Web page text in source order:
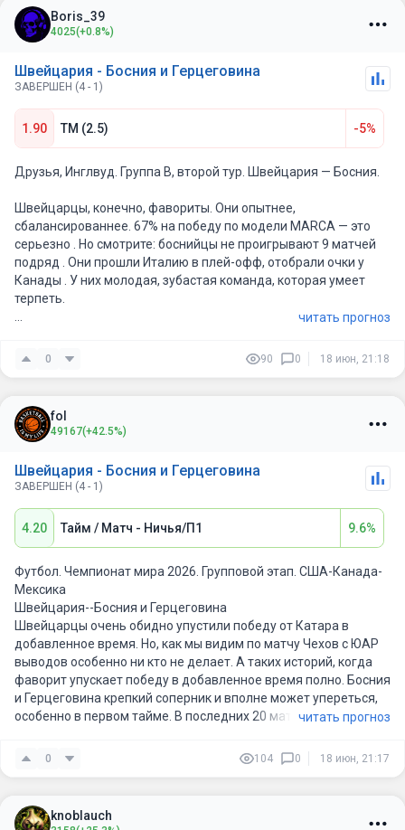
Boris_39
4025(+0.8%)
Швейцария - Босния и Герцеговина
ЗАВЕРШЕН (4 - 1)
1.90 ТМ (2.5) -5%
Друзья, Инглвуд. Группа B, второй тур. Швейцария — Босния.
Швейцарцы, конечно, фавориты. Они опытнее,
сбалансированнее. 67% на победу по модели MARCA — это
серьезно . Но смотрите: боснийцы не проигрывают 9 матчей
подряд . Они прошли Италию в плей-офф, отобрали очки у
Канады . У них молодая, зубастая команда, которая умеет
терпеть.
Босния много не забивает . Тотал меньше 2.5 за 1.9 — валуй. И
обратите внимание на гол Боснии во втором тайме. У них
Всем добра. Швейцария победит, но без фейерверка.
читать прогноз
0 90 0 18 июн, 21:18
fol
49167(+42.5%)
Швейцария - Босния и Герцеговина
ЗАВЕРШЕН (4 - 1)
4.20 Тайм / Матч - Ничья/П1 9.6%
Футбол. Чемпионат мира 2026. Групповой этап. США-Канада-
Мексика
Швейцария--Босния и Герцеговина
Швейцарцы очень обидно упустили победу от Катара в
добавленное время. Но, как мы видим по матчу Чехов с ЮАР
выводов особенно ни кто не делает. А таких историй, когда
фаворит упускает победу в добавленное время полно. Босния
и Герцеговина крепкий соперник и вполне может упереться,
особенно в первом тайме. В последних 20 матчах у них
Проигрывать в этом матче не желательно. Думаю ничья в
первом тайме самое то. Н у а затем преимущество отдам
читать прогноз
0 104 0 18 июн, 21:17
knoblauch